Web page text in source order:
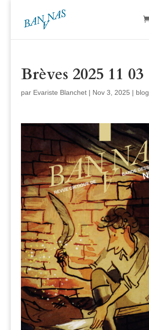
Brèves 2025 11 03
par Evariste Blanchet| Nov 3, 2025 | blog